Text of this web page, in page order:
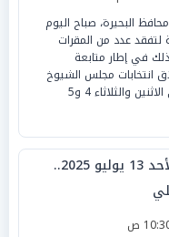
البحيرة، صباح اليوم
لتفقد عدد من المقرات
في إطار متابعة
انتخابات مجلس الشيوخ
2025، والمقرر عقدها يومي الاثنين والثلاثاء 4 و5
أسعار الأعلاف اليوم الأحد 13 يوليو 2025..